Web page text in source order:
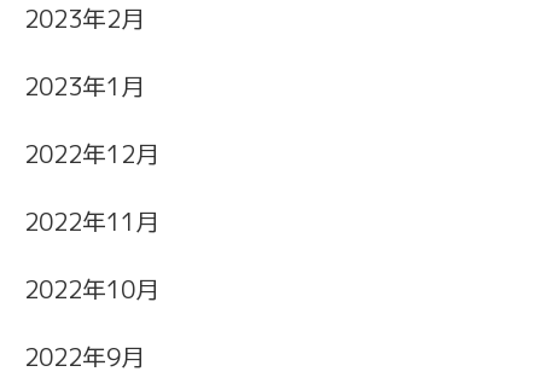
2023年2月
2023年1月
2022年12月
2022年11月
2022年10月
2022年9月